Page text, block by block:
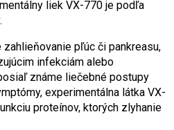
liek VX-770 je podľa
pľúc či pankreasu,
infekciám alebo
známe liečebné postupy
experimentálna látka VX-
proteínov, ktorých zlyhanie